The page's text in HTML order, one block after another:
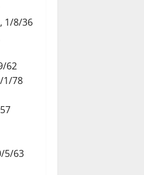
1/8/36
62
1/78
5/63